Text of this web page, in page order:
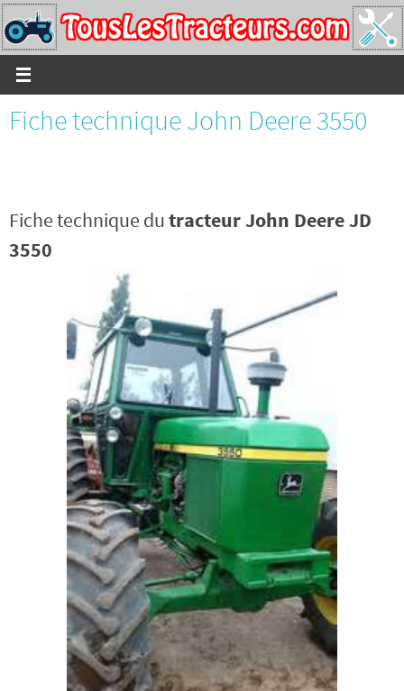
Passer
vers
le
contenu
Fiche technique John Deere 3550
Fiche technique dutracteur John Deere JD
3550